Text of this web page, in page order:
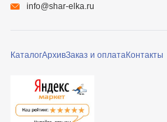
КаталогАрхивЗаказ и оплатаКонтакты
info@shar-elka.ru